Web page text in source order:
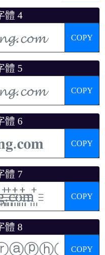
體 4
COPY
體 5
COPY
體 6
COPY
體 7
COPY
體 8
COPY